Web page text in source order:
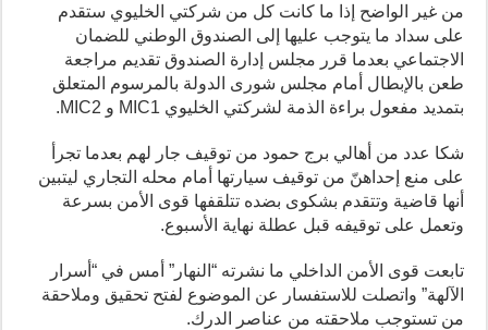
من غير الواضح إذا ما كانت كل من شركتي الخليوي ستقدم
على سداد ما يتوجب عليها إلى الصندوق الوطني للضمان
الاجتماعي بعدما قرر مجلس إدارة الصندوق تقديم مراجعة
طعن بالإبطال أمام مجلس شورى الدولة بالمرسوم المتعلق
بتمديد مفعول براءة الذمة لشركتي الخليوي MIC1 و MIC2.
شكا عدد من أهالي برج حمود من توقيف جار لهم بعدما تجرأ
على منع إحداهنّ من توقيف سيارتها أمام محله التجاري ليتبين
أنها قاضية وتتقدم بشكوى بضده تتلقفها قوى الأمن بسرعة
وتعمل على توقيفه قبل عطلة نهاية الأسبوع.
تابعت قوى الأمن الداخلي ما نشرته “النهار” أمس في “أسرار
الآلهة” واتصلت للاستفسار عن الموضوع لفتح تحقيق وملاحقة
من تستوجب ملاحقته من عناصر الدرك.